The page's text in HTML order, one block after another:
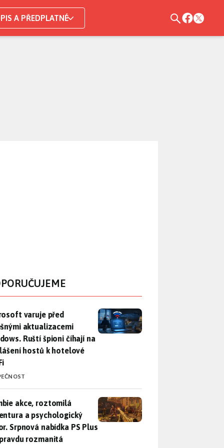
A PŘEDPLATNÉ
varuje před falešnými aktualizacemi Windows. Ruští
varuje před
aktualizacemi
Ruští špioni číhají na
hostů k hotelové
akce, roztomilá adventura a psychologický horor.
akce, roztomilá
a psychologický
Srpnová nabídka PS Plus
rozmanitá